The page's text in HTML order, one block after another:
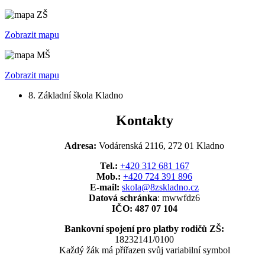
Zobrazit mapu
Zobrazit mapu
8. Základní škola Kladno
Kontakty
Adresa: Vodárenská 2116, 272 01 Kladno
Tel.: +420 312 681 167
Mob.: +420 724 391 896
E-mail: skola@8zskladno.cz
Datová schránka: mwwfdz6
IČO: 487 07 104
Bankovní spojení pro platby rodičů ZŠ:
18232141/0100
Každý žák má přiřazen svůj variabilní symbol